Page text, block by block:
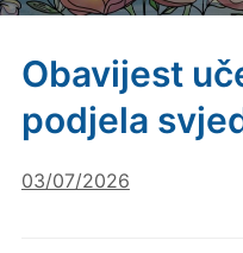
menu
Obavijest
podjela
03/07/2026